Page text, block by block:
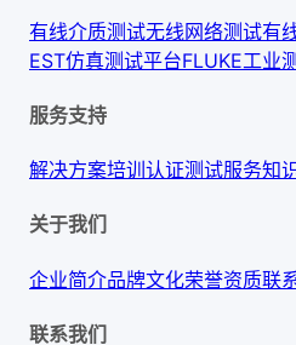
有线介质测试无线网络测试有
EST仿真测试平台FLUKE工业
服务支持
解决方案培训认证测试服务知
关于我们
企业简介品牌文化荣誉资质联
联系我们